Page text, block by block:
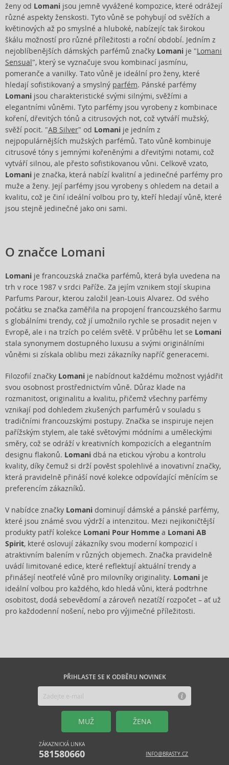
ženy od Lomani jsou jemně vyvážené kompozice, které odrážejí
různé aspekty ženskosti. Tyto vůně se pohybují od svěžích a
květinových až po smyslné a hluboké, nabízejíc tak širokou
škálu možností pro různé příležitosti a roční období. Jedním z
nejoblíbenějších dámských parfémů značky Lomani je "Lomani
Sensual", který se vyznačuje svou kombinací jasmínu,
pomeranče a vanilky. Tato vůně je ideální pro ženy, které
hledají sofistikovaný a smyslný parfém. Pánské parfémy
Lomani jsou charakteristické svými silnými, svěžími a
elegantními vůněmi. Tyto parfémy jsou vyrobeny z kombinace
koření, dřevitých tónů a citrusových not, což vytváří mužský,
svěží pocit. "AB Silver" od Lomani je jedním z
nejpopulárnějších mužských parfémů. Tato vůně kombinuje
citrusové tóny s jemnými kořeněnými a dřevitými notami, což
vytváří silnou, ale přesto sofistikovanou vůni. Celkově vzato,
Lomani je značka, která nabízí kvalitní a jedinečné parfémy pro
muže a ženy. Její parfémy jsou vyrobeny s ohledem na detail a
kvalitu, což je činí ideální volbou pro ty, kteří hledají vůně, které
jsou stejně jedinečné jako oni sami.
O značce Lomani
Lomani je francouzská značka parfémů, která byla uvedena na
trh v roce 1987 v srdci Paříže. Za jejím vznikem stojí skupina
Parfums Parour, kterou založil Jean-Louis Alvarez. Od svého
počátku se značka zaměřila na propojení francouzského šarmu
s globálními trendy, což jí umožnilo rychle se prosadit nejen v
Evropě, ale i na trzích po celém světě. V průběhu let se Lomani
stala synonymem dostupného luxusu a svými originálními
vůněmi si získala oblibu mezi zákazníky napříč generacemi.
Filozofií značky Lomani je nabídnout každému možnost vyjádřit
svou osobnost prostřednictvím vůně. Důraz klade na
rozmanitost, originalitu a kvalitu, přičemž všechny parfémy
vznikají pod dohledem zkušených parfumérů v souladu s
tradičními francouzskými postupy. Značka se inspiruje nejen
pařížským stylem, ale také světovými módními a uměleckými
směry, což se odráží v kreativních kompozicích a elegantním
designu flakonů. Lomani dbá na etickou výrobu a kontrolu
kvality, díky čemuž si drží pověst spolehlivé a inovativní značky,
která pravidelně přináší nové kolekce odpovídající měnícím se
preferencím zákazníků.
V nabídce značky Lomani dominují dámské a pánské parfémy,
které jsou známé svou výdrží a intenzitou. Mezi nejikoničtější
produkty patří kolekce Lomani Pour Homme a Lomani AB
Spirit, které oslovují zákazníky svou moderní kompozicí i
atraktivním balením v různých objemech. Značka pravidelně
uvádí limitované edice, které reflektují aktuální trendy a
přinášejí neotřelé vůně pro milovníky originality. Lomani je
ideální volbou pro každého, kdo hledá vůni, která podtrhne
osobitost, dodá sebevědomí a zároveň nezatíží rozpočet – ať už
pro každodenní nošení, nebo pro výjimečné příležitosti.
PŘIHLASTE SE K ODBĚRU NOVINEK
MUŽ ŽENA
ZÁKAZNICKÁ LINKA
581580660 INFO@BRASTY.CZ